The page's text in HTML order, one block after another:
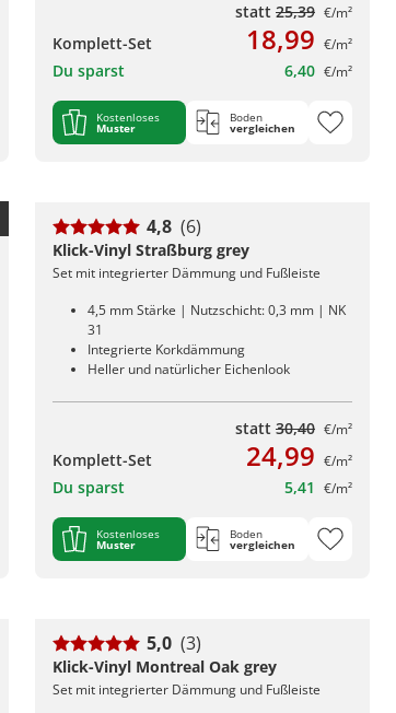
statt 25,39 €/m²
Komplett-Set 18,99 €/m²
Du sparst 6,40 €/m²
Kostenloses
Muster
Boden
vergleichen
4,8 (6)
Klick-Vinyl Straßburg grey
Set mit integrierter Dämmung und Fußleiste
4,5 mm Stärke | Nutzschicht: 0,3 mm | NK
31
Integrierte Korkdämmung
Heller und natürlicher Eichenlook
statt 30,40 €/m²
Komplett-Set 24,99 €/m²
Du sparst 5,41 €/m²
Kostenloses
Muster
Boden
vergleichen
5,0 (3)
Klick-Vinyl Montreal Oak grey
Set mit integrierter Dämmung und Fußleiste